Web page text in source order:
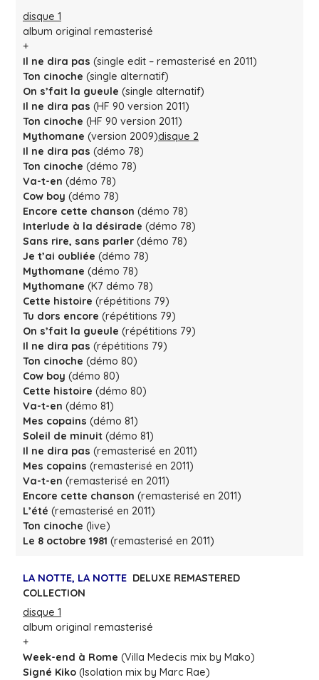
disque 1
album original remasterisé
+
Il ne dira pas (single edit – remasterisé en 2011)
Ton cinoche (single alternatif)
On s’fait la gueule (single alternatif)
Il ne dira pas (HF 90 version 2011)
Ton cinoche (HF 90 version 2011)
Mythomane (version 2009)disque 2
Il ne dira pas (démo 78)
Ton cinoche (démo 78)
Va-t-en (démo 78)
Cow boy (démo 78)
Encore cette chanson (démo 78)
Interlude à la désirade (démo 78)
Sans rire, sans parler (démo 78)
Je t’ai oubliée (démo 78)
Mythomane (démo 78)
Mythomane (K7 démo 78)
Cette histoire (répétitions 79)
Tu dors encore (répétitions 79)
On s’fait la gueule (répétitions 79)
Il ne dira pas (répétitions 79)
Ton cinoche (démo 80)
Cow boy (démo 80)
Cette histoire (démo 80)
Va-t-en (démo 81)
Mes copains (démo 81)
Soleil de minuit (démo 81)
Il ne dira pas (remasterisé en 2011)
Mes copains (remasterisé en 2011)
Va-t-en (remasterisé en 2011)
Encore cette chanson (remasterisé en 2011)
L’été (remasterisé en 2011)
Ton cinoche (live)
Le 8 octobre 1981 (remasterisé en 2011)
LA NOTTE, LA NOTTE DELUXE REMASTERED
COLLECTION
disque 1
album original remasterisé
+
Week-end à Rome (Villa Medecis mix by Mako)
Signé Kiko (Isolation mix by Marc Rae)